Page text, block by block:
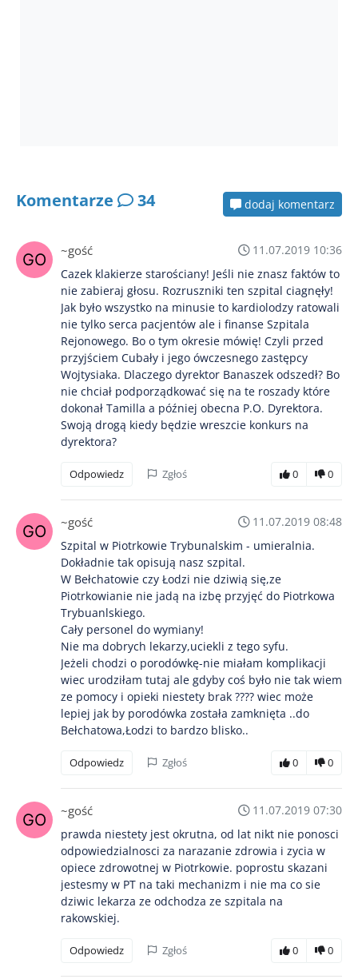
Komentarze 34 dodaj komentarz
~gość
11.07.2019 10:36
Cazek klakierze starościany! Jeśli nie znasz faktów to
nie zabieraj głosu. Rozruszniki ten szpital ciagnęły!
Jak było wszystko na minusie to kardiolodzy ratowali
nie tylko serca pacjentów ale i finanse Szpitala
Rejonowego. Bo o tym okresie mówię! Czyli przed
przyjściem Cubały i jego ówczesnego zastępcy
Wojtysiaka. Dlaczego dyrektor Banaszek odszedł? Bo
nie chciał podporządkować się na te roszady które
dokonał Tamilla a później obecna P.O. Dyrektora.
Swoją drogą kiedy będzie wreszcie konkurs na
dyrektora?
Odpowiedz Zgłoś 0 0
~gość
11.07.2019 08:48
Szpital w Piotrkowie Trybunalskim - umieralnia.
Dokładnie tak opisują nasz szpital.
W Bełchatowie czy Łodzi nie dziwią się,ze
Piotrkowianie nie jadą na izbę przyjęć do Piotrkowa
Trybuanlskiego.
Cały personel do wymiany!
Nie ma dobrych lekarzy,uciekli z tego syfu.
Jeżeli chodzi o porodówkę-nie miałam komplikacji
wiec urodziłam tutaj ale gdyby coś było nie tak wiem
ze pomocy i opieki niestety brak ???? wiec może
lepiej jak by porodówka została zamknięta ..do
Bełchatowa,Łodzi to bardzo blisko..
Odpowiedz Zgłoś 0 0
~gość
11.07.2019 07:30
prawda niestety jest okrutna, od lat nikt nie ponosci
odpowiedzialnosci za narazanie zdrowia i zycia w
opiece zdrowotnej w Piotrkowie. poprostu skazani
jestesmy w PT na taki mechanizm i nie ma co sie
dziwic lekarza ze odchodza ze szpitala na
rakowskiej.
Odpowiedz Zgłoś 0 0